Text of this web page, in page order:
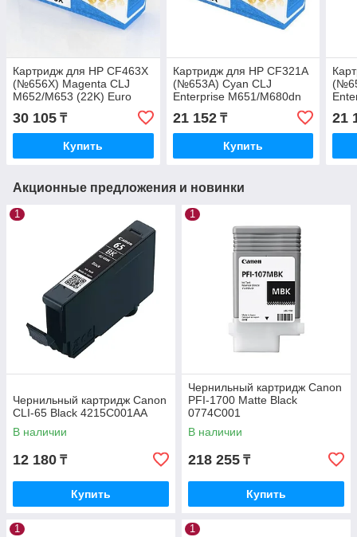
Картридж для HP CF463X
(№656X) Magenta CLJ
M652/M653 (22K) Euro
30 105 ₸
Купить
Картридж для HP CF321A
(№653A) Cyan CLJ
Enterprise M651/M680dn
Euro Print (16 5K)
21 152₸
Купить
21
Акционные предложения и новинки
1
Чернильный картридж Canon
CLI-65 Black 4215C001AA
В наличии
12 180 ₸
Купить
1
Чернильный картридж Canon
PFI-1700 Matte Black
0774C001
В наличии
218 255 ₸
Купить
1 1